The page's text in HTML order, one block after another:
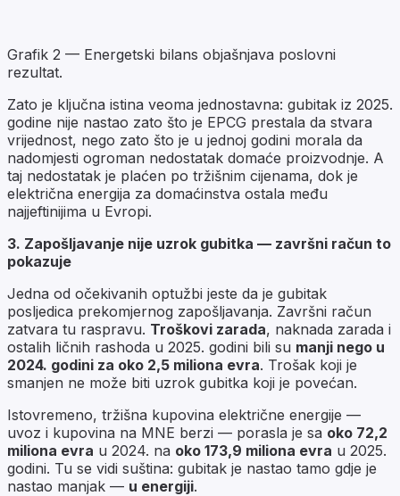
Grafik 2 — Energetski bilans objašnjava poslovni
rezultat.
Zato je ključna istina veoma jednostavna: gubitak iz 2025.
godine nije nastao zato što je EPCG prestala da stvara
vrijednost, nego zato što je u jednoj godini morala da
nadomjesti ogroman nedostatak domaće proizvodnje. A
taj nedostatak je plaćen po tržišnim cijenama, dok je
električna energija za domaćinstva ostala među
najjeftinijima u Evropi.
3. Zapošljavanje nije uzrok gubitka — završni račun to
pokazuje
Jedna od očekivanih optužbi jeste da je gubitak
posljedica prekomjernog zapošljavanja. Završni račun
zatvara tu raspravu. Troškovi zarada, naknada zarada i
ostalih ličnih rashoda u 2025. godini bili su manji nego u
2024. godini za oko 2,5 miliona evra. Trošak koji je
smanjen ne može biti uzrok gubitka koji je povećan.
Istovremeno, tržišna kupovina električne energije —
uvoz i kupovina na MNE berzi — porasla je sa oko 72,2
miliona evra u 2024. na oko 173,9 miliona evra u 2025.
godini. Tu se vidi suština: gubitak je nastao tamo gdje je
nastao manjak — u energiji.